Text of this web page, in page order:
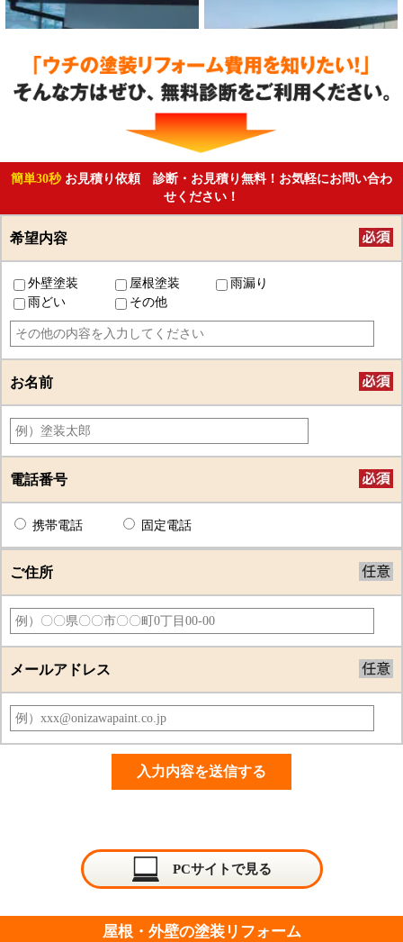
簡単30秒 お見積り依頼 診断・お見積り無料！お気軽にお問い合わ
せください！
希望内容
外壁塗装 屋根塗装
雨漏り
雨どい
その他
お名前
電話番号
携帯電話 固定電話
ご住所
メールアドレス
PCサイトで見る
屋根・外壁の塗装リフォーム